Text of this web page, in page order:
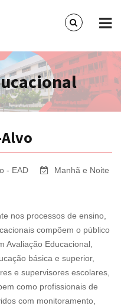
- EAD
Manhã e Noite
nos processos de ensino,
compõem o público
Avaliação Educacional,
básica e superior,
e supervisores escolares,
como profissionais de
com monitoramento,